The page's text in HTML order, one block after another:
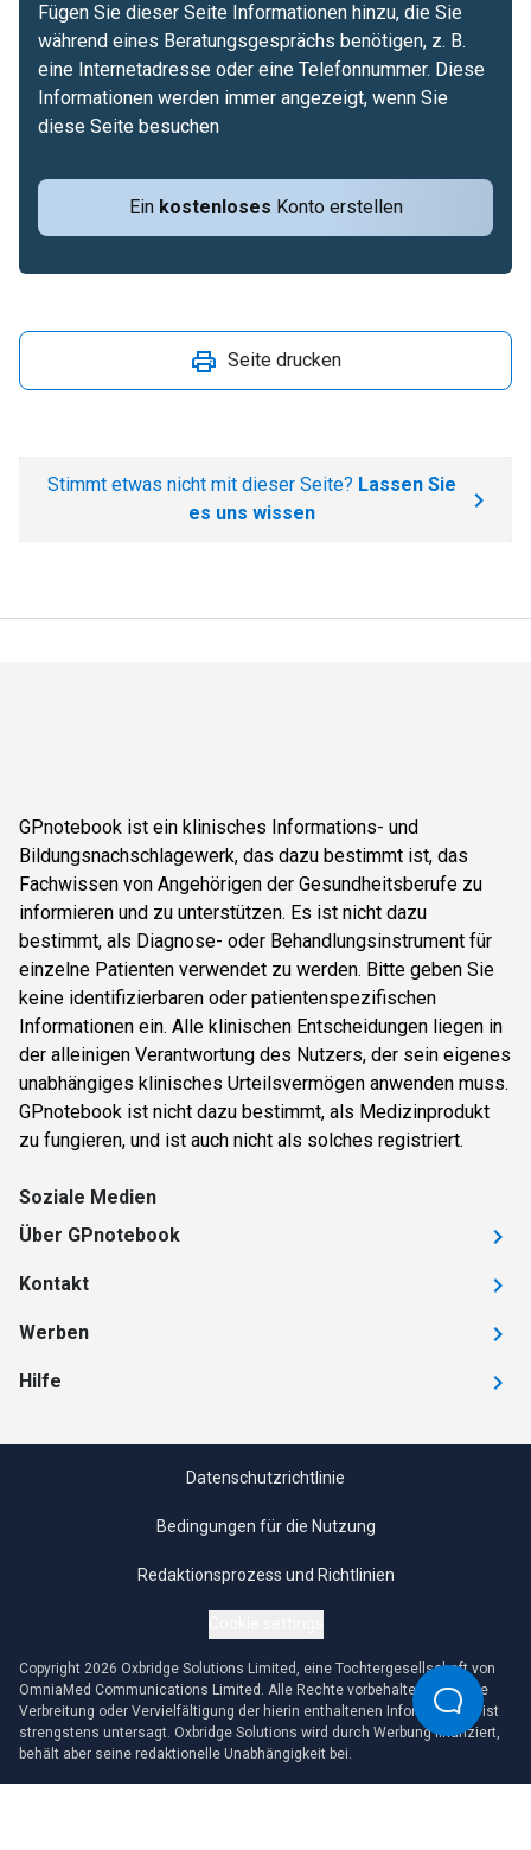
Ein kostenloses Konto erstellen
Fügen Sie dieser Seite Informationen hinzu, die Sie
während eines Beratungsgesprächs benötigen, z. B.
eine Internetadresse oder eine Telefonnummer. Diese
Informationen werden immer angezeigt, wenn Sie
diese Seite besuchen
Seite drucken
Stimmt etwas nicht mit dieser Seite? Lassen Sie
es uns wissen
GPnotebook ist ein klinisches Informations- und
Bildungsnachschlagewerk, das dazu bestimmt ist, das
Fachwissen von Angehörigen der Gesundheitsberufe zu
informieren und zu unterstützen. Es ist nicht dazu
bestimmt, als Diagnose- oder Behandlungsinstrument für
einzelne Patienten verwendet zu werden. Bitte geben Sie
keine identifizierbaren oder patientenspezifischen
Informationen ein. Alle klinischen Entscheidungen liegen in
der alleinigen Verantwortung des Nutzers, der sein eigenes
unabhängiges klinisches Urteilsvermögen anwenden muss.
GPnotebook ist nicht dazu bestimmt, als Medizinprodukt
zu fungieren, und ist auch nicht als solches registriert.
Soziale Medien
Über GPnotebook
Kontakt
Werben
Hilfe
Datenschutzrichtlinie
Bedingungen für die Nutzung
Redaktionsprozess und Richtlinien
Copyright 2026 Oxbridge Solutions Limited, eine Tochtergesellschaft von
OmniaMed Communications Limited. Alle Rechte vorbehalten. Jegliche
Verbreitung oder Vervielfältigung der hierin enthaltenen Informationen ist
strengstens untersagt. Oxbridge Solutions wird durch Werbung finanziert,
behält aber seine redaktionelle Unabhängigkeit bei.